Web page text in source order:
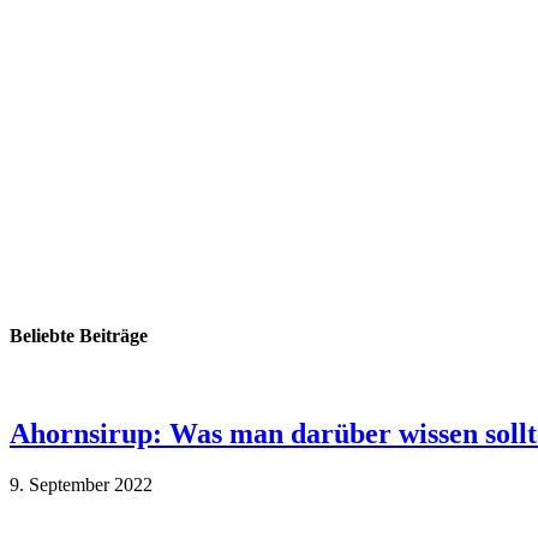
Beliebte Beiträge
Ahornsirup: Was man darüber wissen
9. September 2022